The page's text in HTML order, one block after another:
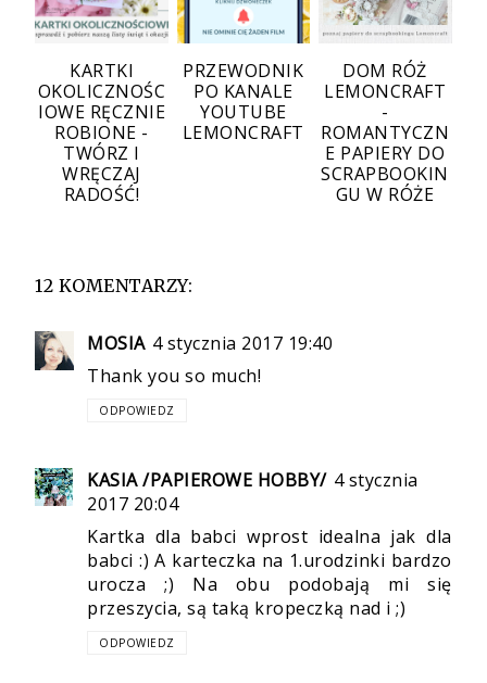
KARTKI
OKOLICZNOŚC
IOWE RĘCZNIE
ROBIONE -
TWÓRZ I
WRĘCZAJ
RADOŚĆ!
PRZEWODNIK
PO KANALE
YOUTUBE
LEMONCRAFT
DOM RÓŻ
LEMONCRAFT
-
ROMANTYCZN
E PAPIERY DO
SCRAPBOOKIN
GU W RÓŻE
12 KOMENTARZY:
MOSIA 4 stycznia 2017 19:40
Thank you so much!
ODPOWIEDZ
KASIA /PAPIEROWE HOBBY/ 4 stycznia
2017 20:04
Kartka dla babci wprost idealna jak dla
babci :) A karteczka na 1.urodzinki bardzo
urocza ;) Na obu podobają mi się
przeszycia, są taką kropeczką nad i ;)
ODPOWIEDZ